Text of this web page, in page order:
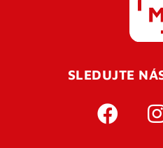
SLEDUJTE